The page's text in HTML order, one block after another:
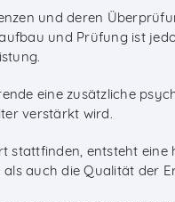
und deren
und Prüfung ist
eine zusätzliche
verstärkt wird.
stattfinden, entsteht eine
auch die Qualität der